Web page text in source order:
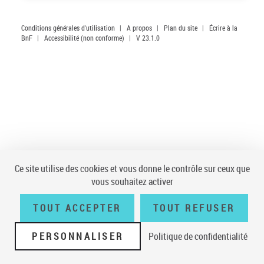
Conditions générales d'utilisation | A propos | Plan du site |
Écrire à la
BnF | Accessibilité (non conforme) | V 23.1.0
Ce site utilise des cookies et vous donne le contrôle sur ceux que
vous souhaitez activer
TOUT ACCEPTER TOUT REFUSER
PERSONNALISER Politique de confidentialité